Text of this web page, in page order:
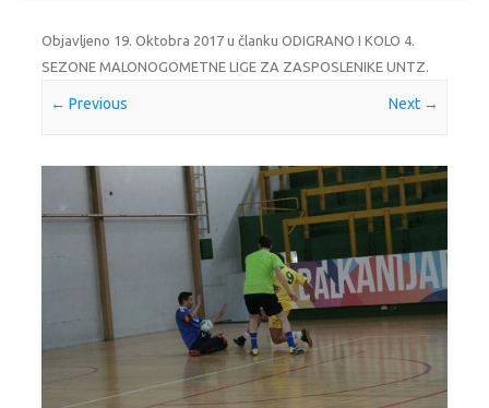
Objavljeno 19. Oktobra 2017 u članku ODIGRANO I KOLO 4.
SEZONE MALONOGOMETNE LIGE ZA ZASPOSLENIKE UNTZ
← Previous Next →